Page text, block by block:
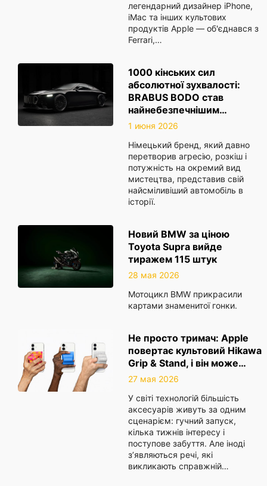
легендарний дизайнер iPhone,
iMac та інших культових
продуктів Apple — об'єднався з
Ferrari,…
1000 кінських сил
абсолютної зухвалості:
BRABUS BODO став
найнебезпечнішим…
1 июня 2026
Німецький бренд, який давно
перетворив агресію, розкіш і
потужність на окремий вид
мистецтва, представив свій
найсміливіший автомобіль в
історії.
Новий BMW за ціною
Toyota Supra вийде
тиражем 115 штук
28 мая 2026
Мотоцикл BMW прикрасили
картами знаменитої гонки.
Не просто тримач: Apple
повертає культовий Hikawa
Grip & Stand, і він може…
27 мая 2026
У світі технологій більшість
аксесуарів живуть за одним
сценарієм: гучний запуск,
кілька тижнів інтересу і
поступове забуття. Але іноді
з’являються речі, які
викликають справжній…